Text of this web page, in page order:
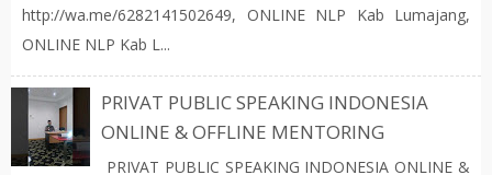
http://wa.me/6282141502649, ONLINE NLP Kab Lumajang,
ONLINE NLP Kab L...
PRIVAT PUBLIC SPEAKING INDONESIA
ONLINE & OFFLINE MENTORING
PRIVAT PUBLIC SPEAKING INDONESIA ONLINE &